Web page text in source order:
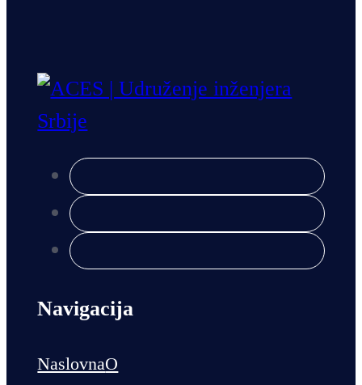
Navigacija
NaslovnaO